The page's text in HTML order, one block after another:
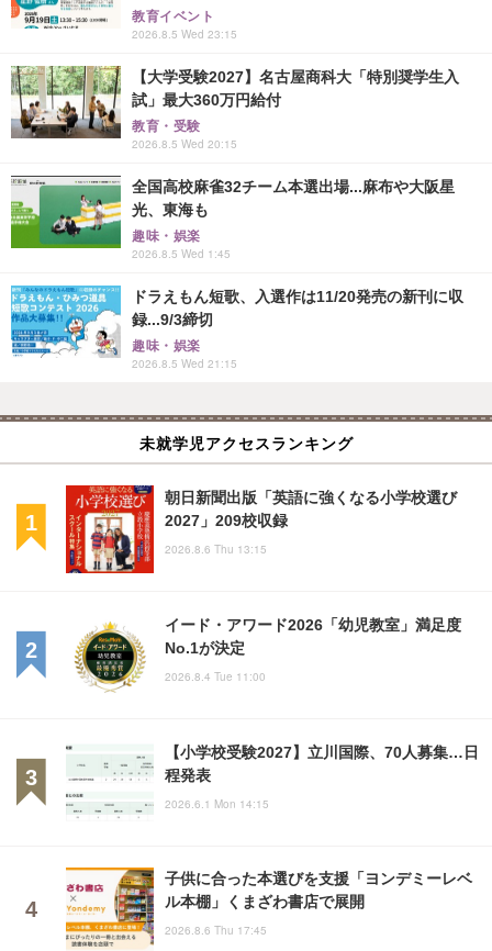
教育イベント
2026.8.5 Wed 23:15
【大学受験2027】名古屋商科大「特別奨学生入
試」最大360万円給付
教育・受験
2026.8.5 Wed 20:15
全国高校麻雀32チーム本選出場...麻布や大阪星
光、東海も
趣味・娯楽
2026.8.5 Wed 1:45
ドラえもん短歌、入選作は11/20発売の新刊に収
録...9/3締切
趣味・娯楽
2026.8.5 Wed 21:15
未就学児アクセスランキング
朝日新聞出版「英語に強くなる小学校選び
2027」209校収録
2026.8.6 Thu 13:15
イード・アワード2026「幼児教室」満足度
No.1が決定
2026.8.4 Tue 11:00
【小学校受験2027】立川国際、70人募集…日
程発表
2026.6.1 Mon 14:15
子供に合った本選びを支援「ヨンデミーレベ
ル本棚」くまざわ書店で展開
2026.8.6 Thu 17:45